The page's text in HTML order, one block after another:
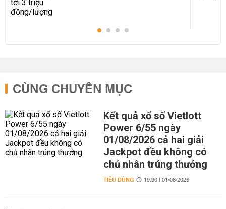
CÙNG CHUYÊN MỤC
Kết quả xổ số Vietlott
Power 6/55 ngày
01/08/2026 cả hai giải
Jackpot đều không có
chủ nhân trúng thưởng
TIÊU DÙNG 19:30 | 01/08/2026